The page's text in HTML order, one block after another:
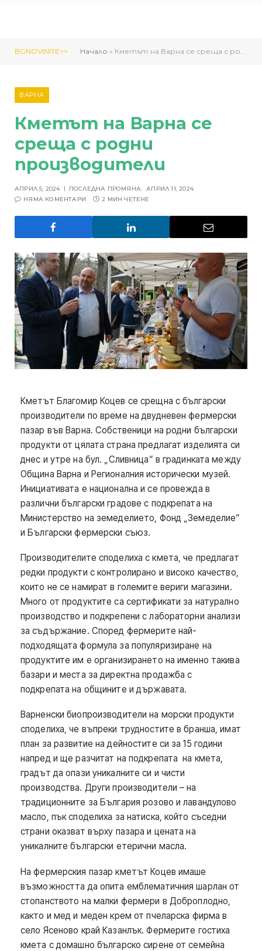
BGNOVINITE>> Начало » Кметът на Варна се среща с родни производители
ВАРНА
Кметът на Варна се
среща с родни
производители
АПРИЛ 5, 2024 ПОСЛЕДНА ПРОМЯНА: АПРИЛ 11, 2024
НЯМА КОМЕНТАРИ
2 МИН ЧЕТЕНЕ
Кметът Благомир Коцев се срещна с български
производители по време на двудневен фермерски
пазар във Варна. Собственици на родни български
продукти от цялата страна предлагат изделията си
днес и утре на бул. „Сливница“ в градинката между
Община Варна и Регионалния исторически музей.
Инициативата е национална и се провежда в
различни български градове с подкрепата на
Министерство на земеделието, Фонд „Земеделие“
и Български фермерски съюз.
Производителите споделиха с кмета, че предлагат
редки продукти с контролирано и високо качество,
които не се намират в големите вериги магазини.
Много от продуктите са сертификати за натурално
производство и подкрепени с лабораторни анализи
за съдържание. Според фермерите най-
подходящата формула за популяризиране на
продуктите им е организирането на именно такива
базари и места за директна продажба с
подкрепата на общините и държавата.
Варненски биопроизводители на морски продукти
споделиха, че въпреки трудностите в бранша, имат
план за развитие на дейностите си за 15 години
напред и ще разчитат на подкрепата на кмета,
градът да опази уникалните си и чисти
производства. Други производители – на
традиционните за България розово и лавандулово
масло, пък споделиха за натиска, който съседни
страни оказват върху пазара и цената на
уникалните български етерични масла.
На фермерския пазар кметът Коцев имаше
възможността да опита емблематичния шарлан от
стопанството на малки фермери в Доброплодно,
както и мед и меден крем от пчеларска фирма в
село Ясеново край Казанлък. Фермерите гостиха
кмета с домашно българско сирене от семейна